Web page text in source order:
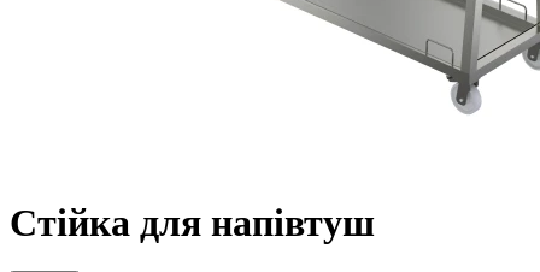
Стійка для напівтуш